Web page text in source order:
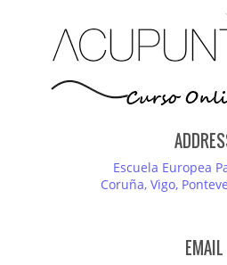
Escuela Europea
Coruña, Vigo,
EMAIL